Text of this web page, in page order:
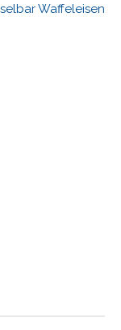
Waffeleisen